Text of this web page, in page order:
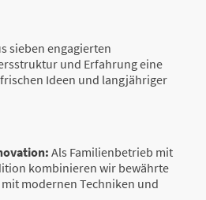
sieben engagierten
und Erfahrung eine
Ideen und langjähriger
Als Familienbetrieb mit
kombinieren wir bewährte
modernen Techniken und